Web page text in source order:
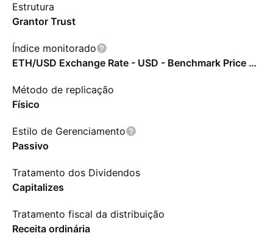
Estrutura
Grantor Trust
Índice monitorado
ETH/USD Exchange Rate - USD - Benchmark Price Return
Método de replicação
Físico
Estilo de Gerenciamento
Passivo
Tratamento dos Dividendos
Capitalizes
Tratamento fiscal da distribuição
Receita ordinária